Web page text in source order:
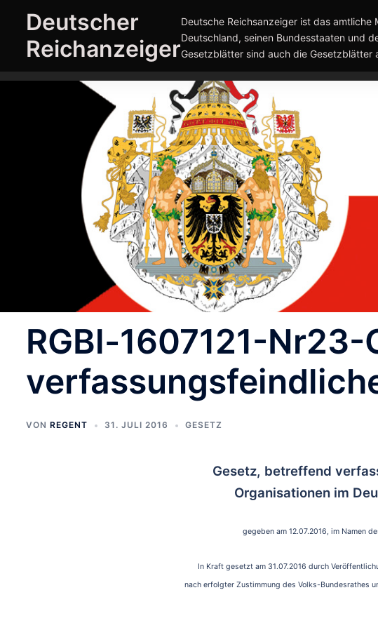
Inhalt
springen
Deutscher
Reichanzeiger
Deutsche Reichsanzeiger ist das
Deutschland, seinen Bundesstaaten und
Gesetzblätter sind auch die Gesetzblätter
RGBl-1607121-Nr23-
VON REGENT 31. JULI 2016 GESETZ
Gesetz, betreffend
Organisationen im
gegeben am 12.07.2016, im Namen
In Kraft gesetzt am 31.07.2016 durch
nach erfolgter Zustimmung des Volks-Bundesrathes